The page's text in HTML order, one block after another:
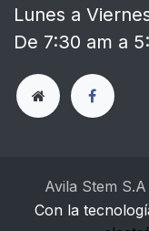
Lunes a
De 7:30 am a
Avila Stem S.A
Con la